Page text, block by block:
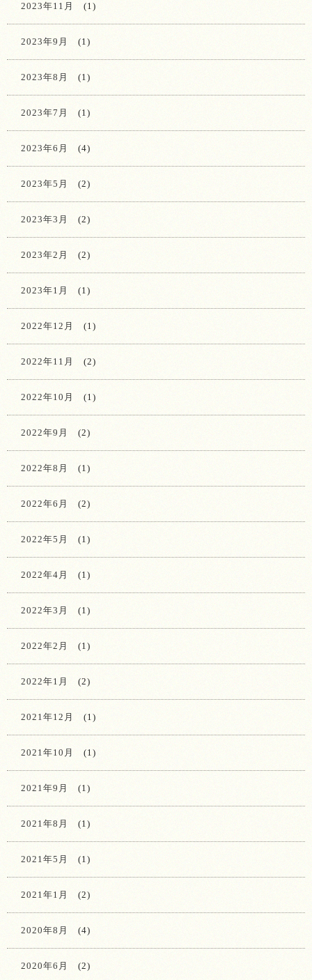
2023年11月 (1)
2023年9月 (1)
2023年8月 (1)
2023年7月 (1)
2023年6月 (4)
2023年5月 (2)
2023年3月 (2)
2023年2月 (2)
2023年1月 (1)
2022年12月 (1)
2022年11月 (2)
2022年10月 (1)
2022年9月 (2)
2022年8月 (1)
2022年6月 (2)
2022年5月 (1)
2022年4月 (1)
2022年3月 (1)
2022年2月 (1)
2022年1月 (2)
2021年12月 (1)
2021年10月 (1)
2021年9月 (1)
2021年8月 (1)
2021年5月 (1)
2021年1月 (2)
2020年8月 (4)
2020年6月 (2)